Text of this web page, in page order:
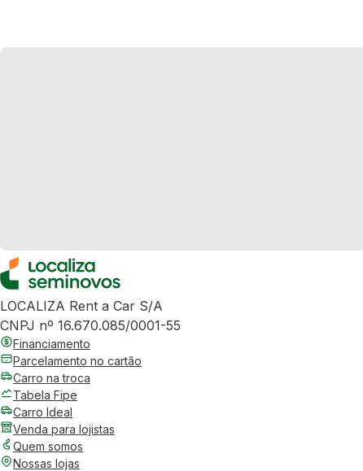
LOCALIZA Rent a Car S/A
CNPJ nº 16.670.085/0001-55
Financiamento
Parcelamento no cartão
Carro na troca
Tabela Fipe
Carro Ideal
Venda para lojistas
Quem somos
Nossas lojas